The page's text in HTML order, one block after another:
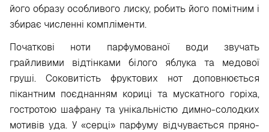
його образу особливого лиску, робить його помітним і
збирає численні компліменти.
Початкові ноти парфумованої води звучать
грайливими відтінками білого яблука та медової
груші. Соковитість фруктових нот доповнюється
пікантним поєднанням кориці та мускатного горіха,
гостротою шафрану та унікальністю димно-солодких
мотивів уда. У «серці» парфуму відчувається пряно-